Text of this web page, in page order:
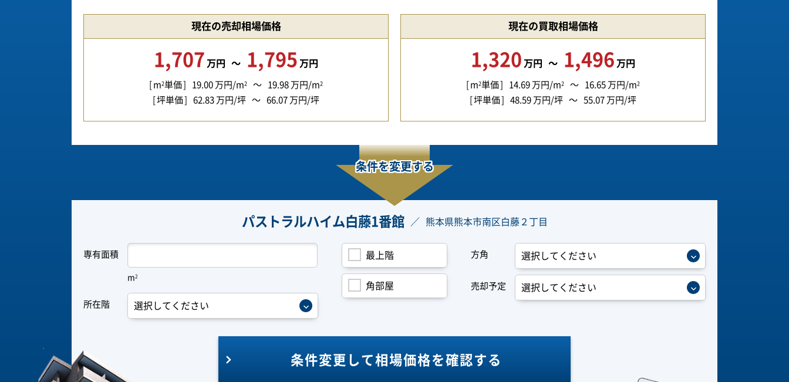
現在の売却相場価格
1,707 万円 1,795 万円
m2単価 19.00 万円/m2 19.98 万円/m2
坪単価 62.83 万円/坪 66.07 万円/坪
現在の買取相場価格
1,320 万円 1,496 万円
m2単価 14.69 万円/m2 16.65 万円/m2
坪単価 48.59 万円/坪 55.07 万円/坪
条件を変更する
パストラルハイム白藤1番館 熊本県熊本市南区白藤２丁目
専有面積
m2
所在階
最上階
角部屋
方角
売却予定
条件変更して相場価格を確認する